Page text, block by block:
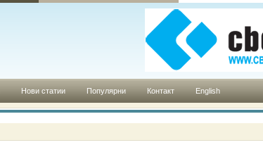
Нови статии Популярни Контакт English